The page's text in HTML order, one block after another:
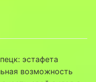
эстафета
возможность